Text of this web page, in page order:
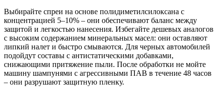
Выбирайте спреи на основе полидиметилсилоксана с
концентрацией 5–10% – они обеспечивают баланс между
защитой и легкостью нанесения. Избегайте дешевых аналогов
с высоким содержанием минеральных масел: они оставляют
липкий налет и быстро смываются. Для черных автомобилей
подойдут составы с антистатическими добавками,
снижающими притяжение пыли. После обработки не мойте
машину шампунями с агрессивными ПАВ в течение 48 часов
– они разрушают защитную пленку.